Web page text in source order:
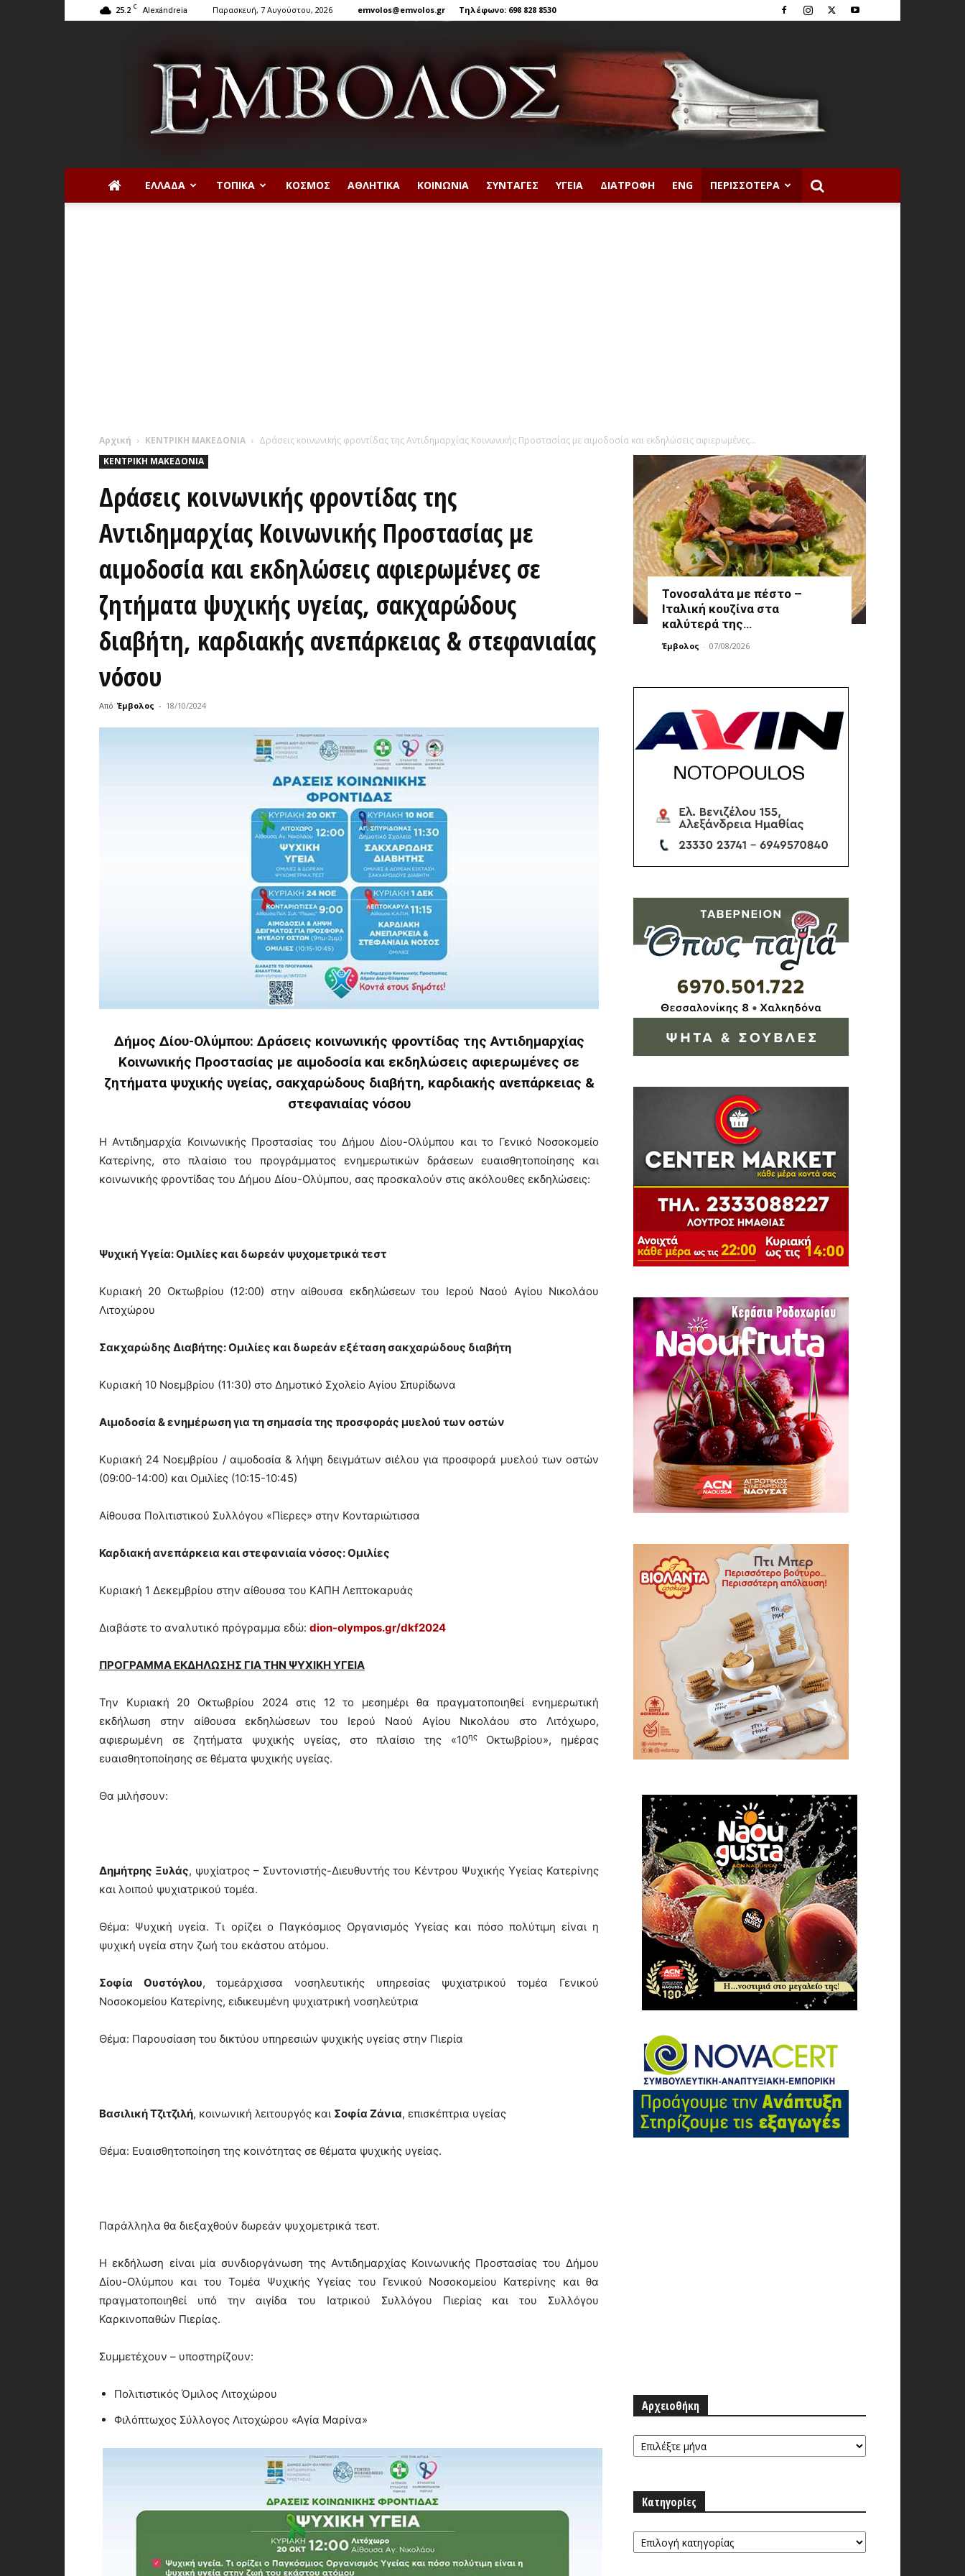
25.2 C Alexándreia Παρασκευή, 7 Αυγούστου, 2026 emvolos@emvolos.gr Τηλέφωνο: 698 828 8530
ΕΛΛΆΔΑ ΤΟΠΙΚΆ ΚΌΣΜΟΣ ΑΘΛΗΤΙΚΆ ΚΟΙΝΩΝΊΑ ΣΥΝΤΑΓΈΣ ΥΓΕΊΑ ΔΙΑΤΡΟΦΉ ENG ΠΕΡΙΣΣΌΤΕΡΑ
Αρχική ΚΕΝΤΡΙΚΗ ΜΑΚΕΔΟΝΙΑ
Δράσεις κοινωνικής φροντίδας της Αντιδημαρχίας Κοινωνικής Προστασίας με αιμοδοσία και εκδηλώσεις αφιερωμένες...
ΚΕΝΤΡΙΚΗ ΜΑΚΕΔΟΝΙΑ
Δράσεις κοινωνικής φροντίδας της
Αντιδημαρχίας Κοινωνικής Προστασίας με
αιμοδοσία και εκδηλώσεις αφιερωμένες σε
ζητήματα ψυχικής υγείας, σακχαρώδους
διαβήτη, καρδιακής ανεπάρκειας & στεφανιαίας
νόσου
Από Έμβολος - 18/10/2024
Δήμος Δίου-Ολύμπου: Δράσεις κοινωνικής φροντίδας της Αντιδημαρχίας
Κοινωνικής Προστασίας με αιμοδοσία και εκδηλώσεις αφιερωμένες σε
ζητήματα ψυχικής υγείας, σακχαρώδους διαβήτη, καρδιακής ανεπάρκειας &
στεφανιαίας νόσου
Η Αντιδημαρχία Κοινωνικής Προστασίας του Δήμου Δίου-Ολύμπου και το Γενικό Νοσοκομείο
Κατερίνης, στο πλαίσιο του προγράμματος ενημερωτικών δράσεων ευαισθητοποίησης και
κοινωνικής φροντίδας του Δήμου Δίου-Ολύμπου, σας προσκαλούν στις ακόλουθες εκδηλώσεις:
Ψυχική Υγεία: Ομιλίες και δωρεάν ψυχομετρικά τεστ
Κυριακή 20 Οκτωβρίου (12:00) στην αίθουσα εκδηλώσεων του Ιερού Ναού Αγίου Νικολάου
Λιτοχώρου
Σακχαρώδης Διαβήτης: Ομιλίες και δωρεάν εξέταση σακχαρώδους διαβήτη
Κυριακή 10 Νοεμβρίου (11:30) στο Δημοτικό Σχολείο Αγίου Σπυρίδωνα
Αιμοδοσία & ενημέρωση για τη σημασία της προσφοράς μυελού των οστών
Κυριακή 24 Νοεμβρίου / αιμοδοσία & λήψη δειγμάτων σιέλου για προσφορά μυελού των οστών
(09:00-14:00) και Ομιλίες (10:15-10:45)
Αίθουσα Πολιτιστικού Συλλόγου «Πίερες» στην Κονταριώτισσα
Καρδιακή ανεπάρκεια και στεφανιαία νόσος: Ομιλίες
Κυριακή 1 Δεκεμβρίου στην αίθουσα του ΚΑΠΗ Λεπτοκαρυάς
Διαβάστε το αναλυτικό πρόγραμμα εδώ: dion-olympos.gr/dkf2024
ΠΡΟΓΡΑΜΜΑ ΕΚΔΗΛΩΣΗΣ ΓΙΑ ΤΗΝ ΨΥΧΙΚΗ ΥΓΕΙΑ
Την Κυριακή 20 Οκτωβρίου 2024 στις 12 το μεσημέρι θα πραγματοποιηθεί ενημερωτική
εκδήλωση στην αίθουσα εκδηλώσεων του Ιερού Ναού Αγίου Νικολάου στο Λιτόχωρο,
αφιερωμένη σε ζητήματα ψυχικής υγείας, στο πλαίσιο της «10ηςΟκτωβρίου», ημέρας
ευαισθητοποίησης σε θέματα ψυχικής υγείας.
Θα μιλήσουν:
Δημήτρης Ξυλάς, ψυχίατρος – Συντονιστής-Διευθυντής του Κέντρου Ψυχικής Υγείας Κατερίνης
και λοιπού ψυχιατρικού τομέα.
Θέμα: Ψυχική υγεία. Τι ορίζει ο Παγκόσμιος Οργανισμός Υγείας και πόσο πολύτιμη είναι η
ψυχική υγεία στην ζωή του εκάστου ατόμου.
Σοφία Ουστόγλου, τομεάρχισσα νοσηλευτικής υπηρεσίας ψυχιατρικού τομέα Γενικού
Νοσοκομείου Κατερίνης, ειδικευμένη ψυχιατρική νοσηλεύτρια
Θέμα: Παρουσίαση του δικτύου υπηρεσιών ψυχικής υγείας στην Πιερία
Βασιλική Τζιτζιλή, κοινωνική λειτουργός και Σοφία Ζάνια, επισκέπτρια υγείας
Θέμα: Ευαισθητοποίηση της κοινότητας σε θέματα ψυχικής υγείας.
Παράλληλα θα διεξαχθούν δωρεάν ψυχομετρικά τεστ.
Η εκδήλωση είναι μία συνδιοργάνωση της Αντιδημαρχίας Κοινωνικής Προστασίας του Δήμου
Δίου-Ολύμπου και του Τομέα Ψυχικής Υγείας του Γενικού Νοσοκομείου Κατερίνης και θα
πραγματοποιηθεί υπό την αιγίδα του Ιατρικού Συλλόγου Πιερίας και του Συλλόγου
Καρκινοπαθών Πιερίας.
Συμμετέχουν – υποστηρίζουν:
Πολιτιστικός Όμιλος Λιτοχώρου
Φιλόπτωχος Σύλλογος Λιτοχώρου «Αγία Μαρίνα»
Τονοσαλάτα με πέστο –
Ιταλική κουζίνα στα
καλύτερά της…
Έμβολος - 07/08/2026
Αρχειοθήκη
Αρχειοθήκη
Κατηγορίες
Κατηγορίες